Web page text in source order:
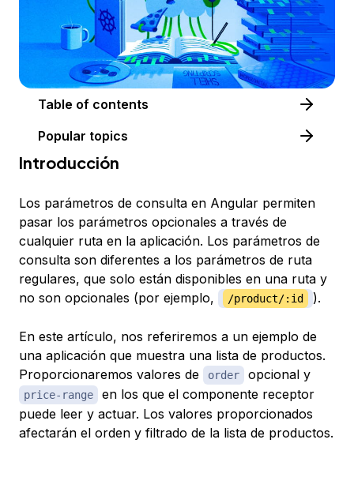
Table of contents
Popular topics
Introducción
Los parámetros de consulta en Angular permiten
pasar los parámetros opcionales a través de
cualquier ruta en la aplicación. Los parámetros de
consulta son diferentes a los parámetros de ruta
regulares, que solo están disponibles en una ruta y
no son opcionales (por ejemplo,
/product/:id ).
En este artículo, nos referiremos a un ejemplo de
una aplicación que muestra una lista de productos.
Proporcionaremos valores de
order opcional y
price-range
en los que el componente receptor
puede leer y actuar. Los valores proporcionados
afectarán el orden y filtrado de la lista de productos.